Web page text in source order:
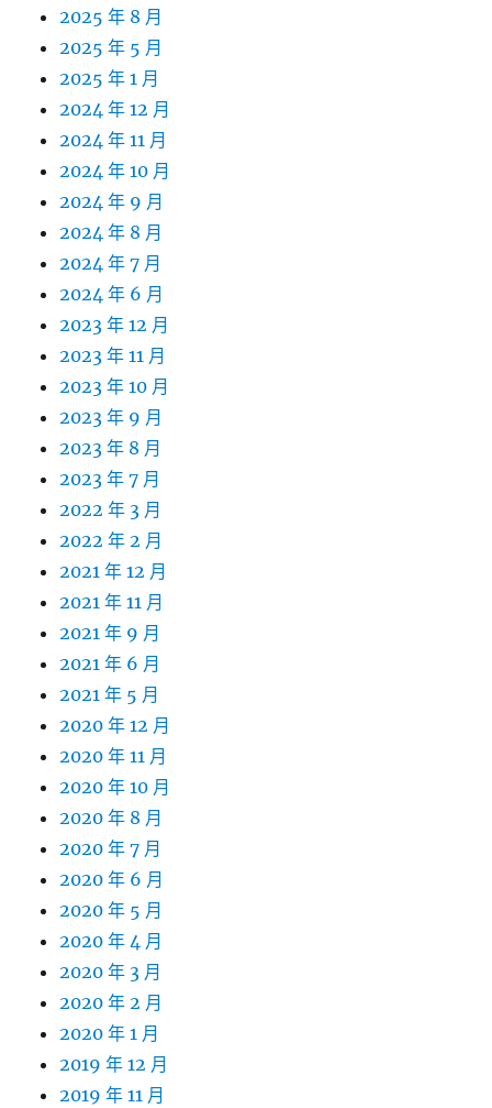
2025 年 8 月
2025 年 5 月
2025 年 1 月
2024 年 12 月
2024 年 11 月
2024 年 10 月
2024 年 9 月
2024 年 8 月
2024 年 7 月
2024 年 6 月
2023 年 12 月
2023 年 11 月
2023 年 10 月
2023 年 9 月
2023 年 8 月
2023 年 7 月
2022 年 3 月
2022 年 2 月
2021 年 12 月
2021 年 11 月
2021 年 9 月
2021 年 6 月
2021 年 5 月
2020 年 12 月
2020 年 11 月
2020 年 10 月
2020 年 8 月
2020 年 7 月
2020 年 6 月
2020 年 5 月
2020 年 4 月
2020 年 3 月
2020 年 2 月
2020 年 1 月
2019 年 12 月
2019 年 11 月